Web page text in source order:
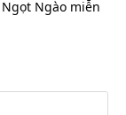
trước
Ngào miễn